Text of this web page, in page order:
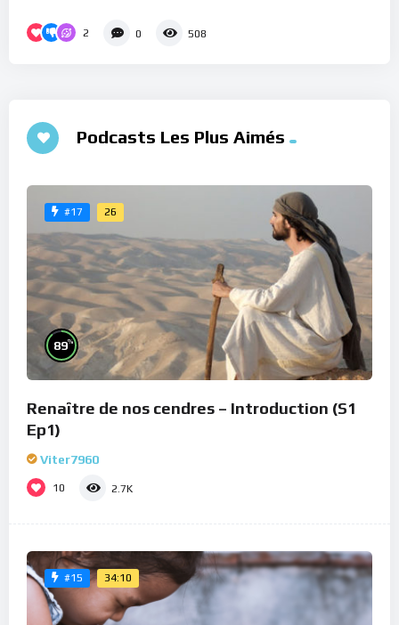
2 0 508
Podcasts Les Plus Aimés
#17 26
89%
Renaître de nos cendres – Introduction (S1
Ep1)
Viter7960
10 2.7K
#15 34:10